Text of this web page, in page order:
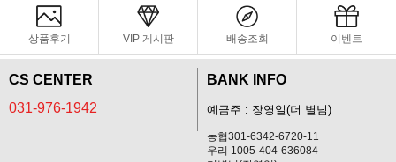
상품후기 VIP 게시판 배송조회 이벤트
CS CENTER
031-976-1942
BANK INFO
예금주 : 장영일(더 별님)
농협301-6342-6720-11
우리 1005-404-636084